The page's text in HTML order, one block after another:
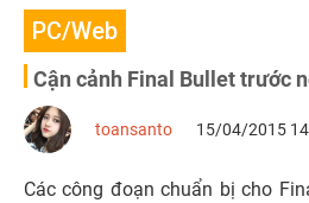
PC/Web
Cận cảnh Final Bullet trước
toansanto 15/04/2015
Các công đoạn chuẩn bị cho